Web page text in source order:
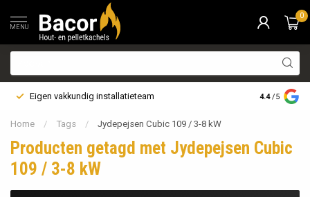
MENU
0
Eigen vakkundig installatieteam Bezorging
4.4 /5
Home / Tags / Jydepejsen Cubic 109 / 3-8 kW
Producten getagd met Jydepejsen Cubic
109 / 3-8 kW